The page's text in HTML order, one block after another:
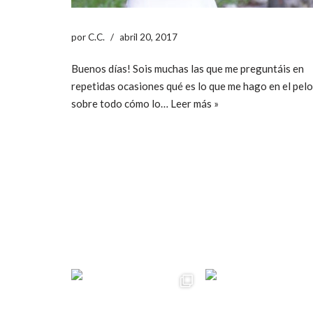
porC.C. abril 20, 2017
Buenos días! Sois muchas las que me preguntáis en
repetidas ocasiones qué es lo que me hago en el
sobre todo cómo lo… Leer más »